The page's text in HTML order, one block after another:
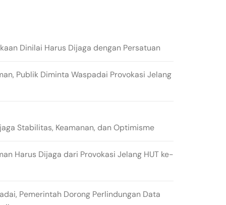
Dinilai Harus Dijaga dengan Persatuan
Publik Diminta Waspadai Provokasi Jelang
Stabilitas, Keamanan, dan Optimisme
Harus Dijaga dari Provokasi Jelang HUT ke-
Pemerintah Dorong Perlindungan Data